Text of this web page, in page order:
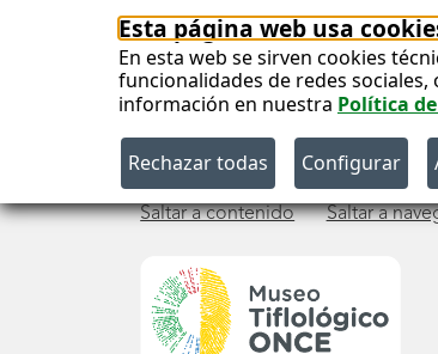
Esta página web usa
En esta web se sirven cookies
funcionalidades de redes
información en nuestra Política
Saltar a contenido Saltar a